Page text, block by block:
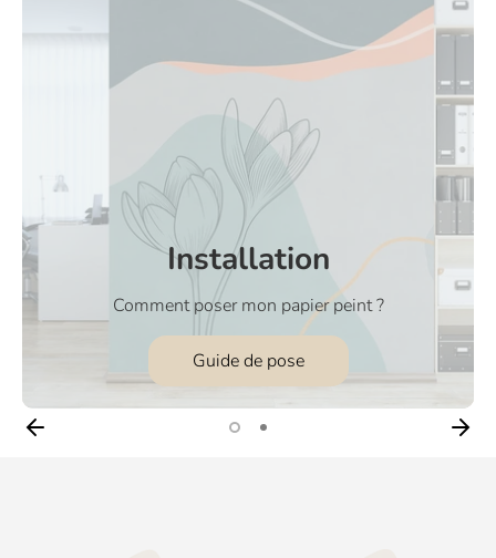
Installation
Comment poser mon papier peint ?
Guide de pose